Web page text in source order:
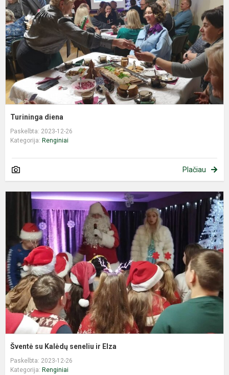
Turininga diena
Paskelbta: 2023-12-26
Kategorija: Renginiai
Plačiau
Šventė su Kalėdų seneliu ir Elza
Paskelbta: 2023-12-26
Kategorija: Renginiai